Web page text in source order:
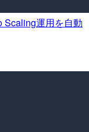
Scaling運用を自動